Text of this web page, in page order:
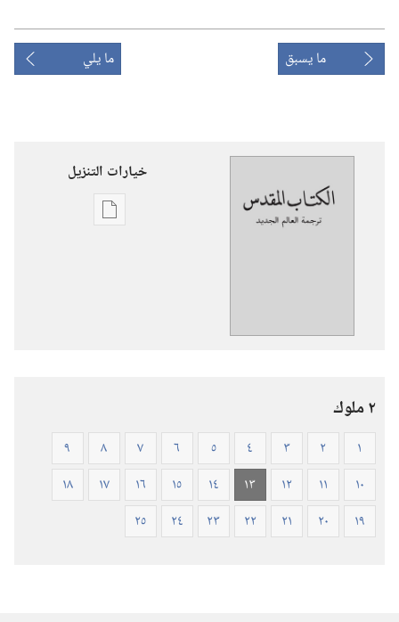
ما يسبق ما يلي
خيارات التنزيل
خيارات
المنقحة
٢٠١٩)‏
٢ ملوك
١ ٢ ٣ ٤ ٥ ٦ ٧ ٨
٩
١٠
١١ ١٢ ١٣ ١٤ ١٥ ١٦ ١٧
١٨
١٩
٢٠ ٢١ ٢٢ ٢٣ ٢٤ ٢٥